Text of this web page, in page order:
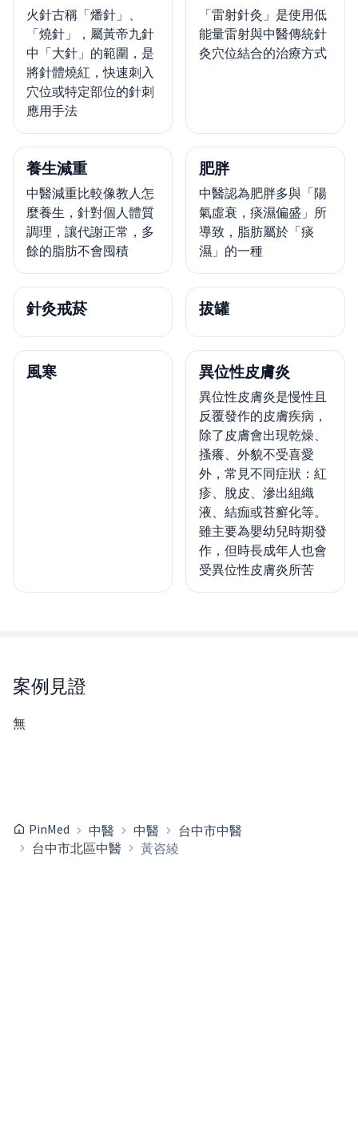
火針古稱「燔針」、
「燒針」，屬黃帝九針
中「大針」的範圍，是
將針體燒紅，快速刺入
穴位或特定部位的針刺
應用手法
「雷射針灸」是使用低
能量雷射與中醫傳統針
灸穴位結合的治療方式
養生減重
中醫減重比較像教人怎
麼養生，針對個人體質
調理，讓代謝正常，多
餘的脂肪不會囤積
肥胖
中醫認為肥胖多與「陽
氣虛衰，痰濕偏盛」所
導致，脂肪屬於「痰
濕」的一種
針灸戒菸 拔罐
風寒 異位性皮膚炎
異位性皮膚炎是慢性且
反覆發作的皮膚疾病，
除了皮膚會出現乾燥、
搔癢、外貌不受喜愛
外，常見不同症狀：紅
疹、脫皮、滲出組織
液、結痂或苔癬化等。
雖主要為嬰幼兒時期發
作，但時長成年人也會
受異位性皮膚炎所苦
案例見證
無
PinMed 中醫 中醫
台中市中醫
台中市北區中醫
黃咨綾